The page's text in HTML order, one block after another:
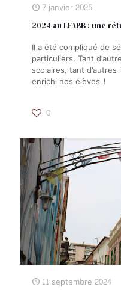
7 janvier 2025
2024 au LFABB : une
Il a été compliqué de
particuliers. Tant
scolaires, tant
enrichi nos élèves !
0
11 septembre 2024